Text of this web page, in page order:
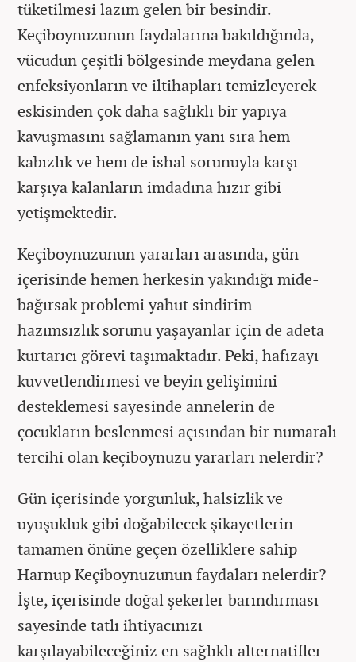
tüketilmesi lazım gelen bir besindir.
Keçiboynuzunun faydalarına bakıldığında,
vücudun çeşitli bölgesinde meydana gelen
enfeksiyonların ve iltihapları temizleyerek
eskisinden çok daha sağlıklı bir yapıya
kavuşmasını sağlamanın yanı sıra hem
kabızlık ve hem de ishal sorunuyla karşı
karşıya kalanların imdadına hızır gibi
yetişmektedir.
Keçiboynuzunun yararları arasında, gün
içerisinde hemen herkesin yakındığı mide-
bağırsak problemi yahut sindirim-
hazımsızlık sorunu yaşayanlar için de adeta
kurtarıcı görevi taşımaktadır. Peki, hafızayı
kuvvetlendirmesi ve beyin gelişimini
desteklemesi sayesinde annelerin de
çocukların beslenmesi açısından bir numaralı
tercihi olan keçiboynuzu yararları nelerdir?
Gün içerisinde yorgunluk, halsizlik ve
uyuşukluk gibi doğabilecek şikayetlerin
tamamen önüne geçen özelliklere sahip
Harnup Keçiboynuzunun faydaları nelerdir?
İşte, içerisinde doğal şekerler barındırması
sayesinde tatlı ihtiyacınızı
karşılayabileceğiniz en sağlıklı alternatifler